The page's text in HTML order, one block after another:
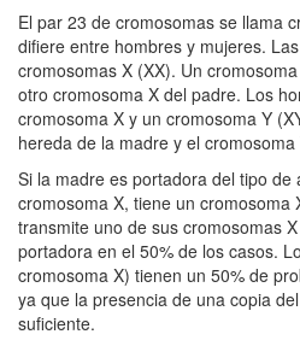
El par 23 de cromosomas se llama
difiere entre hombres y mujeres.
cromosomas X (XX). Un
otro cromosoma X del padre. Los
cromosoma X y un cromosoma Y
hereda de la madre y el
Si la madre es portadora del tipo de
cromosoma X, tiene un cromosoma
transmite uno de sus cromosomas
portadora en el 50% de los casos.
cromosoma X) tienen un 50% de
ya que la presencia de una copia
suficiente.